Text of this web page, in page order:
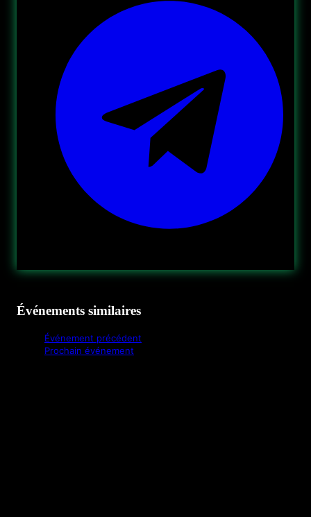
Événements similaires
Événement précédent
Prochain événement